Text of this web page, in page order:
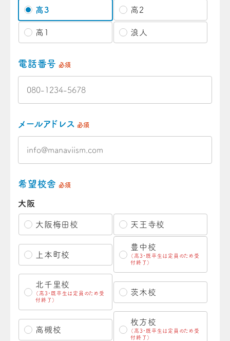
高3 高2
高1 浪人
電話番号 必須
メールアドレス 必須
希望校舎 必須
大阪
大阪梅田校 天王寺校
上本町校
豊中校
（高3・既卒生は定員のため受
付終了）
北千里校
（高3・既卒生は定員のため受
付終了）
茨木校
高槻校
枚方校
（高3・既卒生は定員のため受
付終了）